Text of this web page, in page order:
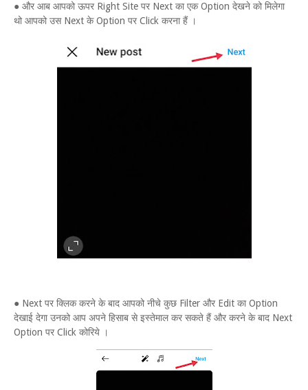
● और आब आपको ऊपर Right Site पर Next का एक Option देखने को मिलेगा
थो आपको उस Next के Option पर Click करना हैं ।
● Next पर क्लिक करने के बाद आपको नीचे कुछ Filter और Edit का Option
देखाई देगा उनको आप अपने हिसाब से इस्तेमाल कर सकते हैं और करने के बाद Next
Option पर Click कोरिये ।